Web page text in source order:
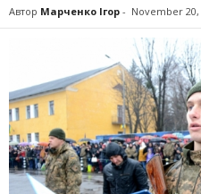
Автор Марченко Ігор - November 20,